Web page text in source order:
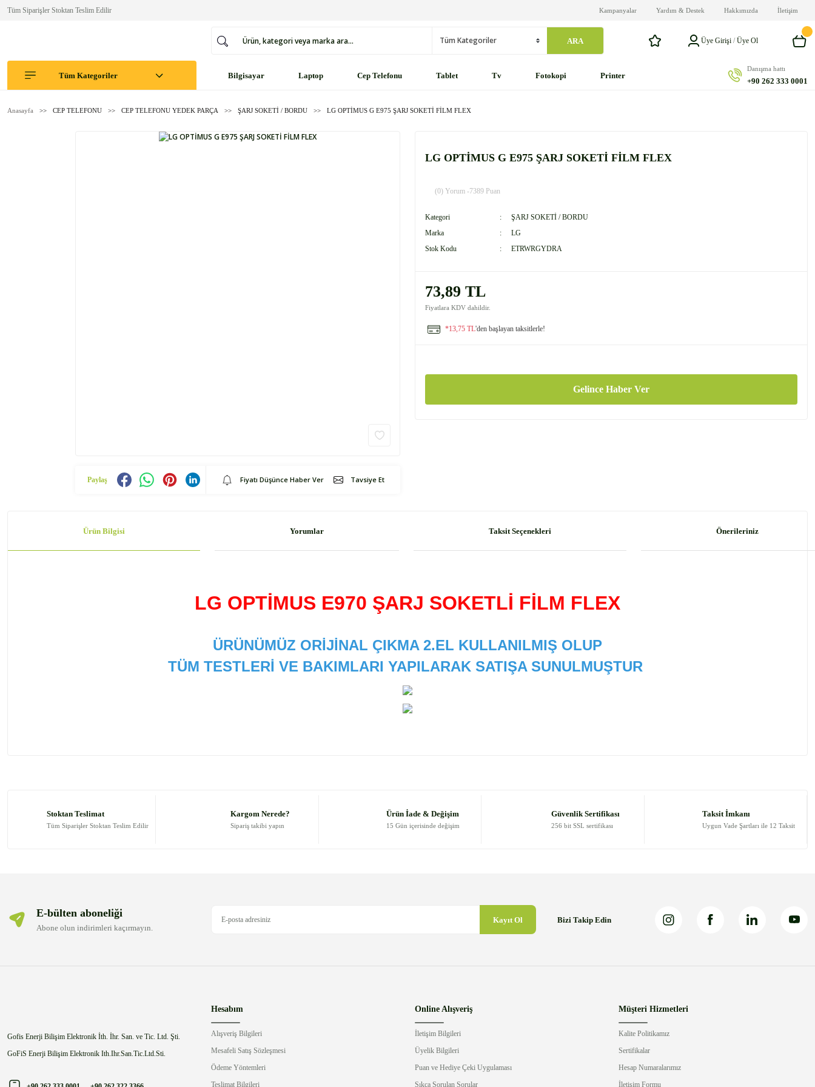
Tüm Siparişler Stoktan Teslim Edilir Kampanyalar Yardım & Destek Hakkımızda İletişim
ARA Üye Girişi /Üye Ol
Tüm Kategoriler Bilgisayar Laptop Cep Telefonu Tablet Tv Fotokopi Printer
Danışma hattı
+90 262 333 0001
Anasayfa CEP TELEFONU CEP TELEFONU YEDEK PARÇA ŞARJ SOKETİ / BORDU LG OPTİMUS G E975 ŞARJ SOKETİ FİLM FLEX
Paylaş Fiyatı Düşünce Haber Ver Tavsiye Et
LG OPTİMUS G E975 ŞARJ SOKETİ FİLM FLEX
(0) Yorum -7389 Puan
Kategori
ŞARJ SOKETİ / BORDU
Marka
LG
Stok Kodu
ETRWRGYDRA
73,89 TL
Fiyatlara KDV dahildir.
*13,75 TL'den başlayan taksitlerle!
Gelince Haber Ver
Ürün Bilgisi Yorumlar Taksit Seçenekleri Önerileriniz
LG OPTİMUS E970 ŞARJ SOKETLİ FİLM FLEX
ÜRÜNÜMÜZ ORİJİNAL ÇIKMA 2.EL KULLANILMIŞ OLUP
TÜM TESTLERİ VE BAKIMLARI YAPILARAK SATIŞA SUNULMUŞTUR
Ürün bilgilerinde hatalar bulunuyor.
Stoktan Teslimat
Tüm Siparişler Stoktan Teslim Edilir
Kargom Nerede?
Sipariş takibi yapın
Ürün İade & Değişim
15 Gün içerisinde değişim
Güvenlik Sertifikası
256 bit SSL sertifikası
Taksit İmkanı
Uygun Vade Şartları ile 12 Taksit
E-bülten aboneliği
Abone olun indirimleri kaçırmayın.
Kayıt Ol Bizi Takip Edin
Gofis Enerji Bilişim Elektronik İth. İhr. San. ve Tic. Ltd. Şti.
GoFiS Enerji Bilişim Elektronik Ith.Ihr.San.Tic.Ltd.Sti.
Hesabım
Alışveriş Bilgileri
Mesafeli Satış Sözleşmesi
Ödeme Yöntemleri
Teslimat Bilgileri
Online Alışveriş
İletişim Bilgileri
Üyelik Bilgileri
Puan ve Hediye Çeki Uygulaması
Sıkça Sorulan Sorular
Müşteri Hizmetleri
Kalite Politikamız
Sertifikalar
Hesap Numaralarımız
İletişim Formu